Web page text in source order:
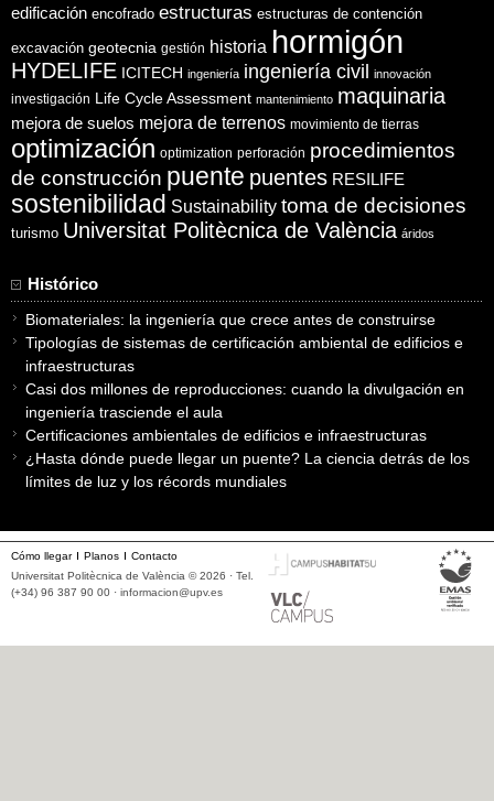
edificación encofrado estructuras estructuras de contención
excavación geotecnia gestión historia hormigón
HYDELIFE ICITECH ingeniería ingeniería civil innovación
investigación Life Cycle Assessment mantenimiento maquinaria
mejora de suelos mejora de terrenos movimiento de tierras
optimización optimization perforación procedimientos
de construcción puente puentes RESILIFE
sostenibilidad Sustainability toma de decisiones
turismo Universitat Politècnica de València áridos
Histórico
Biomateriales: la ingeniería que crece antes de construirse
Tipologías de sistemas de certificación ambiental de edificios e
infraestructuras
Casi dos millones de reproducciones: cuando la divulgación en
ingeniería trasciende el aula
Certificaciones ambientales de edificios e infraestructuras
¿Hasta dónde puede llegar un puente? La ciencia detrás de los
límites de luz y los récords mundiales
Cómo llegar Planos
Contacto
Universitat Politècnica de València © 2026 · Tel.
(+34) 96 387 90 00 · informacion@upv.es